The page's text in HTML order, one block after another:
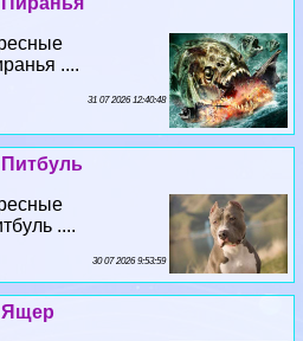
....
31 07 2026 12:40:48
Питбуль
....
30 07 2026 9:53:59
Ящер